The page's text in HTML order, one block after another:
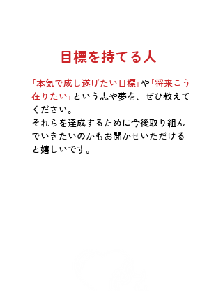
目標を持てる人
｢本気で成し遂げたい目標｣ や ｢将来こう
在りたい｣ という志や夢を、ぜひ教えて
ください。
それらを達成するために今後取り組ん
でいきたいのかもお聞かせいただける
と嬉しいです。